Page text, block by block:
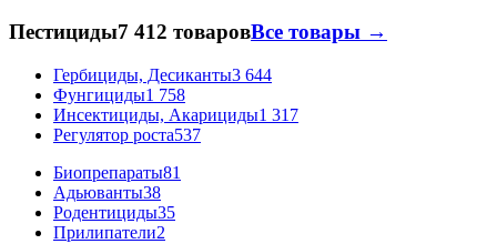
Пестициды7 412 товаровВсе товары →
Гербициды, Десиканты3 644
Фунгициды1 758
Инсектициды, Акарициды1 317
Регулятор роста537
Биопрепараты81
Адьюванты38
Родентициды35
Прилипатели2